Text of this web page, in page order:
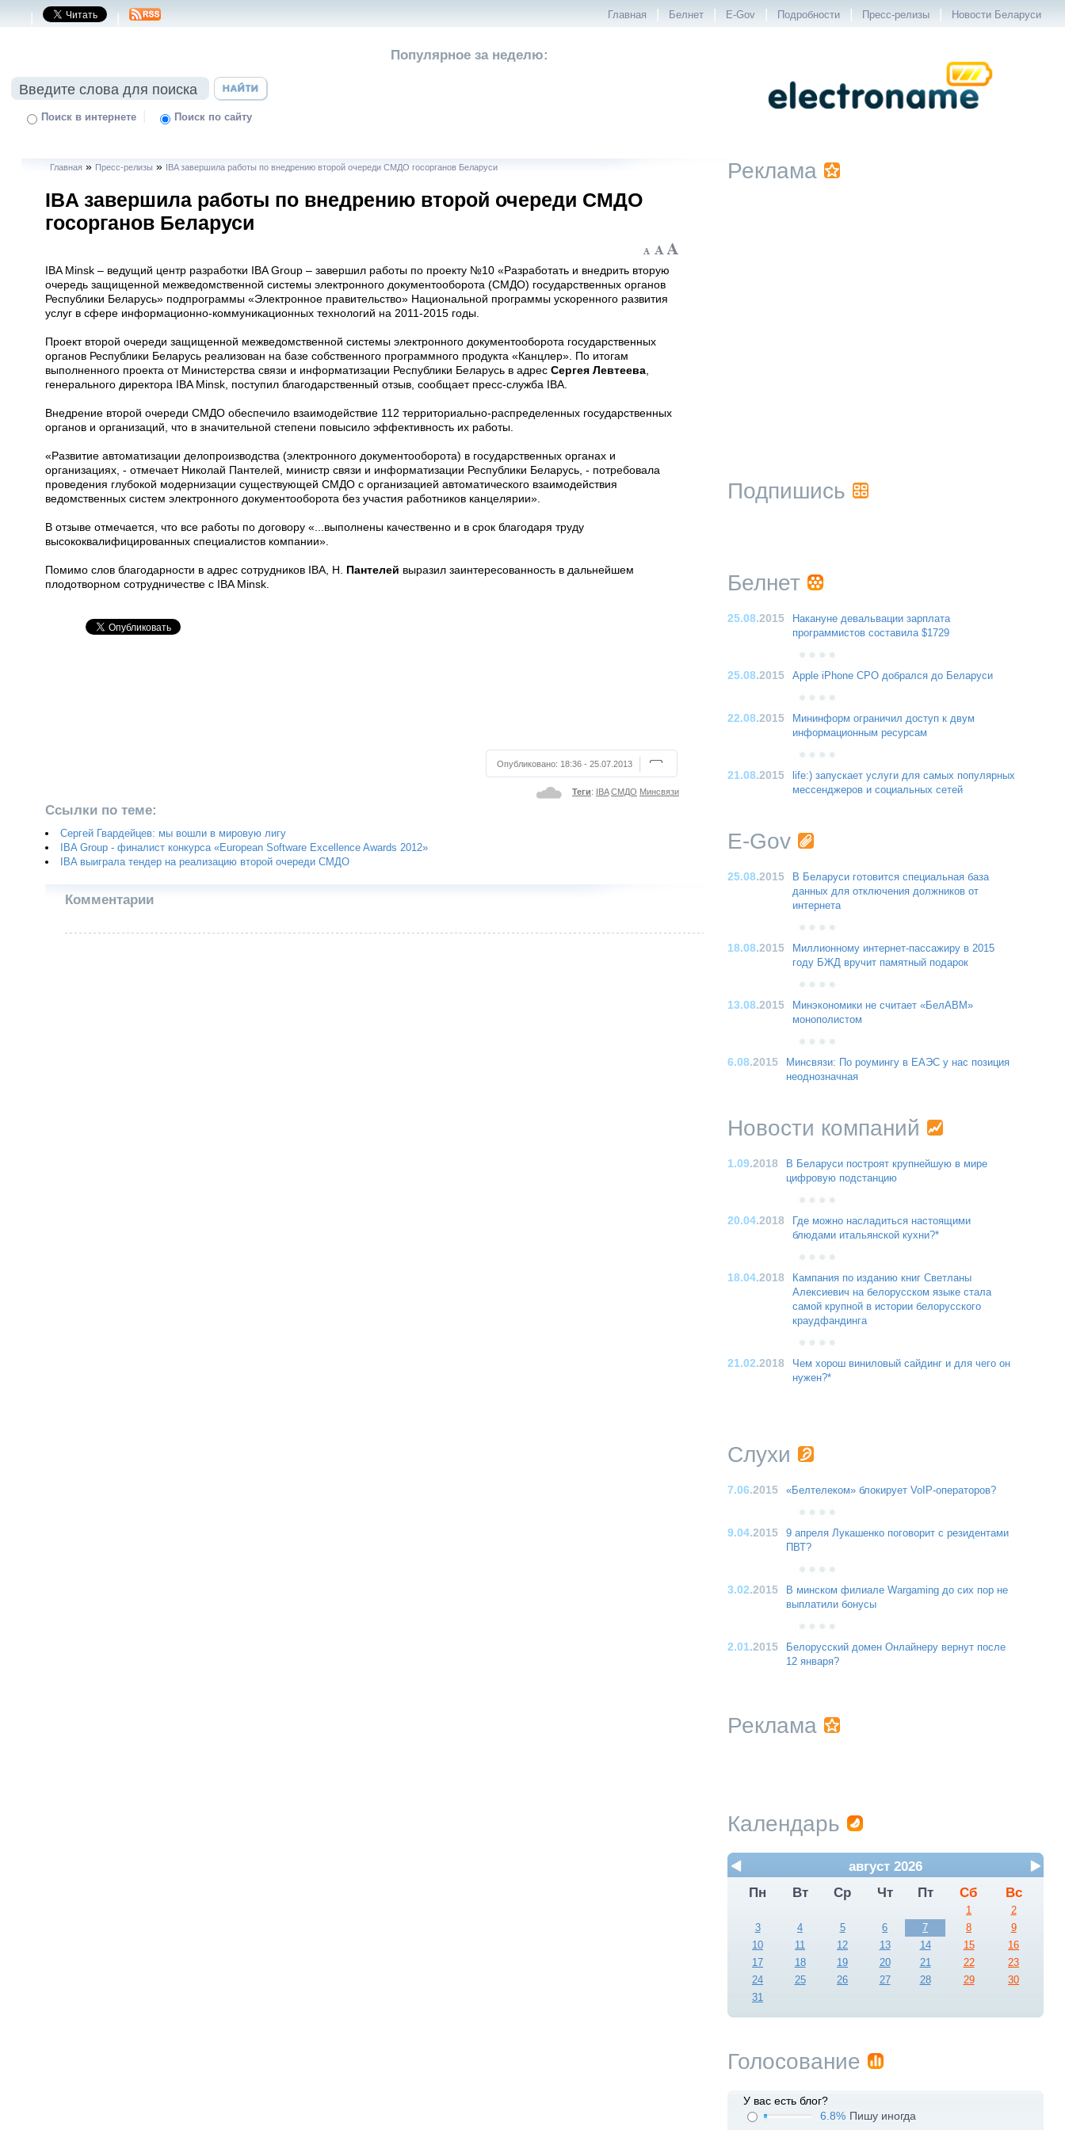
| | Главная | Белнет | E-Gov | Подробности | Пресс-релизы | Новости Беларуси
Поиск в интернете | Поиск по сайту
Популярное за неделю:
Главная » Пресс-релизы » IBA завершила работы по внедрению второй очереди СМДО госорганов Беларуси
IBA завершила работы по внедрению второй очереди СМДО
госорганов Беларуси
IBA Minsk – ведущий центр разработки IBA Group – завершил работы по проекту №10 «Разработать и внедрить вторую
очередь защищенной межведомственной системы электронного документооборота (СМДО) государственных органов
Республики Беларусь» подпрограммы «Электронное правительство» Национальной программы ускоренного развития
услуг в сфере информационно-коммуникационных технологий на 2011-2015 годы.
Проект второй очереди защищенной межведомственной системы электронного документооборота государственных
органов Республики Беларусь реализован на базе собственного программного продукта «Канцлер». По итогам
выполненного проекта от Министерства связи и информатизации Республики Беларусь в адрес Сергея Левтеева
генерального директора IBA Minsk, поступил благодарственный отзыв, сообщает пресс-служба IBA.
Внедрение второй очереди СМДО обеспечило взаимодействие 112 территориально-распределенных государственных
органов и организаций, что в значительной степени повысило эффективность их работы.
«Развитие автоматизации делопроизводства (электронного документооборота) в государственных органах и
организациях, - отмечает Николай Пантелей, министр связи и информатизации Республики Беларусь, - потребовала
проведения глубокой модернизации существующей СМДО с организацией автоматического взаимодействия
ведомственных систем электронного документооборота без участия работников канцелярии».
В отзыве отмечается, что все работы по договору «...выполнены качественно и в срок благодаря труду
высококвалифицированных специалистов компании».
Помимо слов благодарности в адрес сотрудников IBA, Н. Пантелей выразил заинтересованность в дальнейшем
плодотворном сотрудничестве с IBA Minsk.
Опубликовано: 18:36 - 25.07.2013
Теги: IBA СМДО Минсвязи
Ссылки по теме:
Сергей Гвардейцев: мы вошли в мировую лигу
IBA Group - финалист конкурса «European Software Excellence Awards 2012»
IBA выиграла тендер на реализацию второй очереди СМДО
Комментарии
Реклама
Подпишись
Белнет
25.08.2015
Накануне девальвации зарплата
программистов составила $1729
25.08.2015 Apple iPhone CPO добрался до Беларуси
22.08.2015
Мининформ ограничил доступ к двум
информационным ресурсам
21.08.2015
life:) запускает услуги для самых популярных
мессенджеров и социальных сетей
E-Gov
25.08.2015
В Беларуси готовится специальная база
данных для отключения должников от
интернета
18.08.2015
Миллионному интернет-пассажиру в 2015
году БЖД вручит памятный подарок
13.08.2015
Минэкономики не считает «БелАВМ»
монополистом
6.08.2015
Минсвязи: По роумингу в ЕАЭС у нас позиция
неоднозначная
Новости компаний
1.09.2018
В Беларуси построят крупнейшую в мире
цифровую подстанцию
20.04.2018
Где можно насладиться настоящими
блюдами итальянской кухни?*
18.04.2018
Кампания по изданию книг Светланы
Алексиевич на белорусском языке стала
самой крупной в истории белорусского
краудфандинга
21.02.2018
Чем хорош виниловый сайдинг и для чего он
нужен?*
Слухи
7.06.2015 «Белтелеком» блокирует VoIP-операторов?
9.04.2015
9 апреля Лукашенко поговорит с резидентами
ПВТ?
3.02.2015
В минском филиале Wargaming до сих пор не
выплатили бонусы
2.01.2015
Белорусский домен Онлайнеру вернут после
12 января?
Реклама
Календарь
август 2026
Пн
Вт Ср Чт Пт Сб Вс
1
2
3
4 5 6 7 8
9
10
11 12 13 14 15
16
17
18 19 20 21 22
23
24
25 26 27 28 29
30
31
Голосование
У вас есть блог?
6.8% Пишу иногда